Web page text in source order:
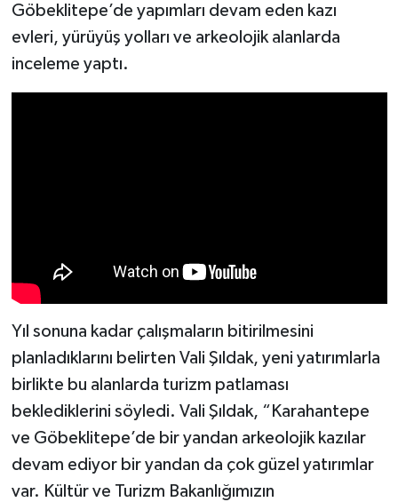
Göbeklitepe’de yapımları devam eden kazı
evleri, yürüyüş yolları ve arkeolojik alanlarda
inceleme yaptı.
Yıl sonuna kadar çalışmaların bitirilmesini
planladıklarını belirten Vali Şıldak, yeni yatırımlarla
birlikte bu alanlarda turizm patlaması
beklediklerini söyledi. Vali Şıldak, “Karahantepe
ve Göbeklitepe’de bir yandan arkeolojik kazılar
devam ediyor bir yandan da çok güzel yatırımlar
var. Kültür ve Turizm Bakanlığımızın